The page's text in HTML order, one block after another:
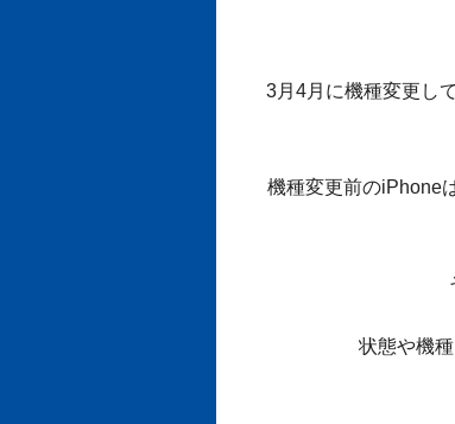
3月4月に機種変更し
機種変更前のiPhone
状態や機